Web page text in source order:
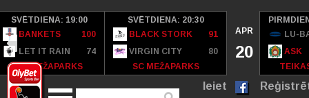
SVĒTDIENA: 19:00
BANKETS
100
LET IT RAIN
74
SC MEŽAPARKS
SVĒTDIENA: 20:30
BLACK STORK
91
VIRGIN CITY
80
SC MEŽAPARKS
APR
20
LU-
ASK
Ieiet